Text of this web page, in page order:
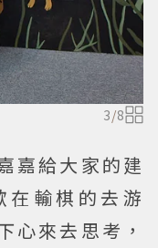
3/8
嘉給大家的建
輸棋的去游
心來去思考，